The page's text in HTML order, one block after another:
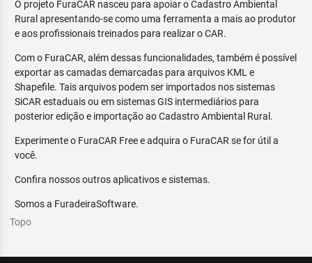
O projeto FuraCAR nasceu para apoiar o Cadastro Ambiental
Rural apresentando-se como uma ferramenta a mais ao produtor
e aos profissionais treinados para realizar o CAR.
Com o FuraCAR, além dessas funcionalidades, também é possível
exportar as camadas demarcadas para arquivos KML e
Shapefile. Tais arquivos podem ser importados nos sistemas
SiCAR estaduais ou em sistemas GIS intermediários para
posterior edição e importação ao Cadastro Ambiental Rural.
Experimente o FuraCAR Free e adquira o FuraCAR se for útil a
você.
Confira nossos outros aplicativos e sistemas.
Somos a FuradeiraSoftware.
Topo